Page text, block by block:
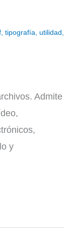
tipografía utilidad
Admite
y